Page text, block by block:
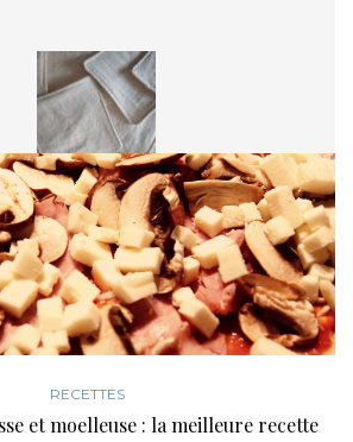
POURRIEZ ÉGALEMENT AIMER
RECETTES
et moelleuse : la meilleure recette